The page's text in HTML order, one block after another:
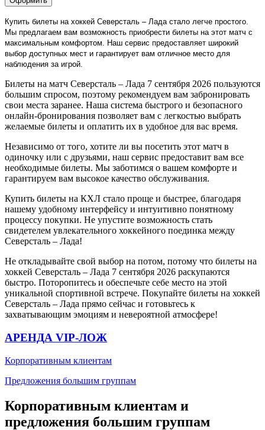
Купить билеты на хоккей Северсталь – Лада стало легче простого.
Мы предлагаем вам возможность приобрести билеты на этот матч с
максимальным комфортом. Наш сервис предоставляет широкий
выбор доступных мест и гарантирует вам отличное место для
наблюдения за игрой.
Билеты на матч Северсталь – Лада 7 сентября 2026 пользуются
большим спросом, поэтому рекомендуем вам забронировать
свои места заранее. Наша система быстрого и безопасного
онлайн-бронирования позволяет вам с легкостью выбрать
желаемые билеты и оплатить их в удобное для вас время.
Независимо от того, хотите ли вы посетить этот матч в
одиночку или с друзьями, наш сервис предоставит вам все
необходимые билеты. Мы заботимся о вашем комфорте и
гарантируем вам высокое качество обслуживания.
Купить билеты на КХЛ стало проще и быстрее, благодаря
нашему удобному интерфейсу и интуитивно понятному
процессу покупки. Не упустите возможность стать
свидетелем увлекательного хоккейного поединка между
Северсталь – Лада!
Не откладывайте свой выбор на потом, потому что билеты на
хоккей Северсталь – Лада 7 сентября 2026 раскупаются
быстро. Поторопитесь и обеспечьте себе место на этой
уникальной спортивной встрече. Покупайте билеты на хоккей
Северсталь – Лада прямо сейчас и готовьтесь к
захватывающим эмоциям и невероятной атмосфере!
АРЕНДА VIP-ЛОЖ
Корпоративным клиентам
Предложения большим группам
Корпоративным клиентам и
предложения большим группам